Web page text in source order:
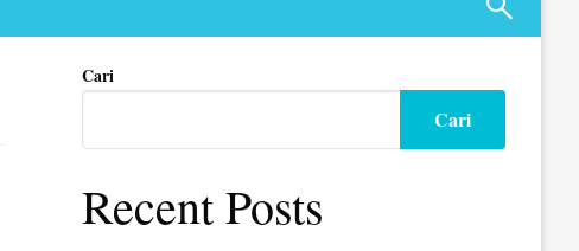
Cari
Cari
Recent Posts